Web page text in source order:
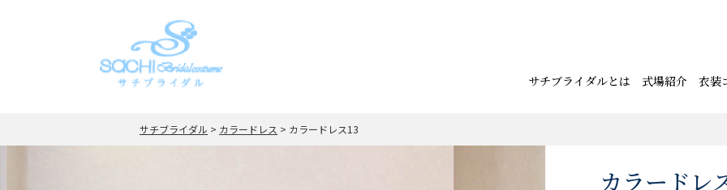
サチブライダルとは 式場紹介 衣装
サチブライダル > カラードレス > カラードレス13
カラードレ